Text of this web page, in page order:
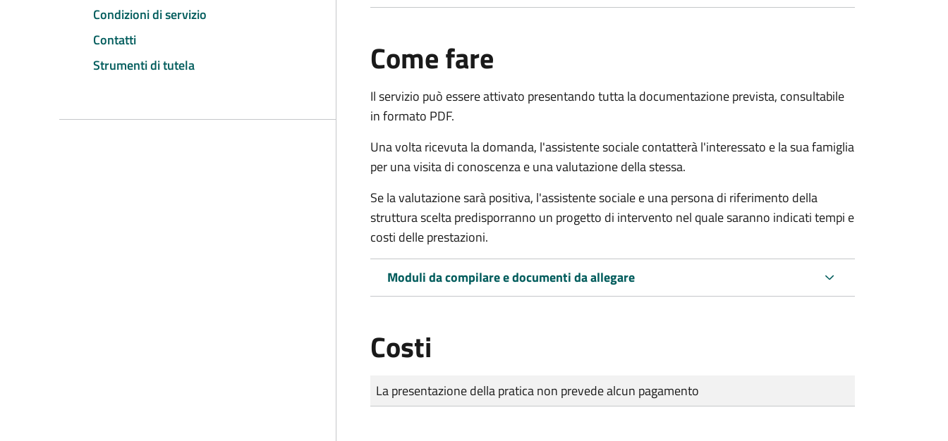
Condizioni di servizio
Contatti
Strumenti di tutela
Come fare
Il servizio può essere attivato presentando tutta la documentazione prevista, consultabile
in formato PDF.
Una volta ricevuta la domanda, l'assistente sociale contatterà l'interessato e la sua famiglia
per una visita di conoscenza e una valutazione della stessa.
Se la valutazione sarà positiva, l'assistente sociale e una persona di riferimento della
struttura scelta predisporranno un progetto di intervento nel quale saranno indicati tempi e
costi delle prestazioni.
Moduli da compilare e documenti da allegare
Costi
Tipo di pagamento
Importo
La presentazione della pratica non prevede alcun pagamento